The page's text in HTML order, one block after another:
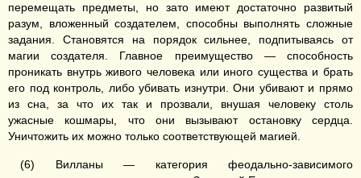
перемещать предметы, но зато имеют достаточно развитый
разум, вложенный создателем, способны выполнять сложные
задания. Становятся на порядок сильнее, подпитываясь от
магии создателя. Главное преимущество — способность
проникать внутрь живого человека или иного существа и брать
его под контроль, либо убивать изнутри. Они убивают и прямо
из сна, за что их так и прозвали, внушая человеку столь
ужасные кошмары, что они вызывают остановку сердца.
Уничтожить их можно только соответствующей магией.
(6) Вилланы — категория феодально-зависимого